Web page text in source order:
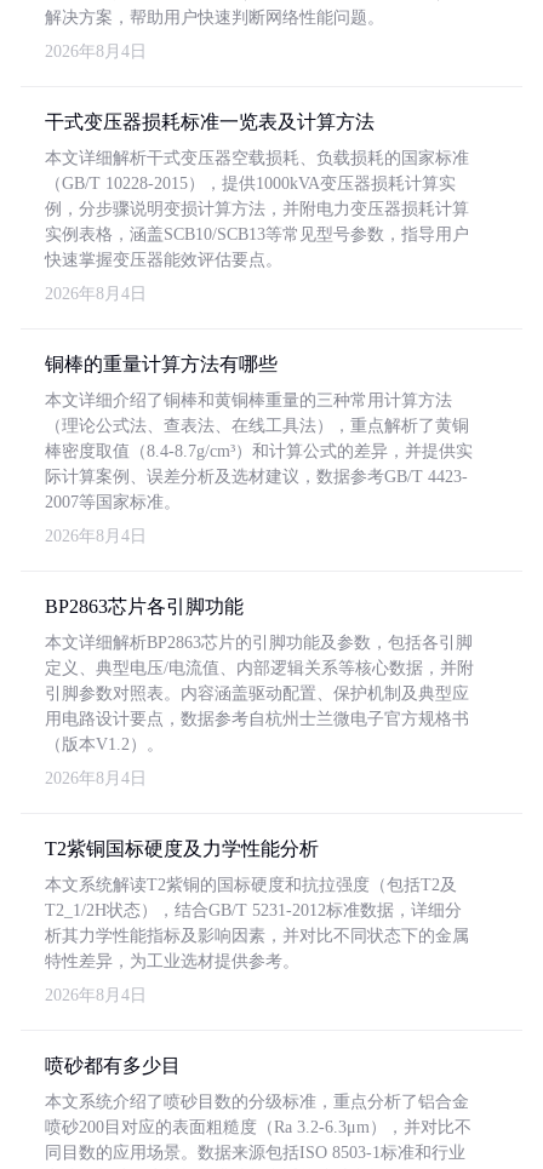
解决方案，帮助用户快速判断网络性能问题。
2026年8月4日
干式变压器损耗标准一览表及计算方法
本文详细解析干式变压器空载损耗、负载损耗的国家标准
（GB/T 10228-2015），提供1000kVA变压器损耗计算实
例，分步骤说明变损计算方法，并附电力变压器损耗计算
实例表格，涵盖SCB10/SCB13等常见型号参数，指导用户
快速掌握变压器能效评估要点。
2026年8月4日
铜棒的重量计算方法有哪些
本文详细介绍了铜棒和黄铜棒重量的三种常用计算方法
（理论公式法、查表法、在线工具法），重点解析了黄铜
棒密度取值（8.4-8.7g/cm³）和计算公式的差异，并提供实
际计算案例、误差分析及选材建议，数据参考GB/T 4423-
2007等国家标准。
2026年8月4日
BP2863芯片各引脚功能
本文详细解析BP2863芯片的引脚功能及参数，包括各引脚
定义、典型电压/电流值、内部逻辑关系等核心数据，并附
引脚参数对照表。内容涵盖驱动配置、保护机制及典型应
用电路设计要点，数据参考自杭州士兰微电子官方规格书
（版本V1.2）。
2026年8月4日
T2紫铜国标硬度及力学性能分析
本文系统解读T2紫铜的国标硬度和抗拉强度（包括T2及
T2_1/2H状态），结合GB/T 5231-2012标准数据，详细分
析其力学性能指标及影响因素，并对比不同状态下的金属
特性差异，为工业选材提供参考。
2026年8月4日
喷砂都有多少目
本文系统介绍了喷砂目数的分级标准，重点分析了铝合金
喷砂200目对应的表面粗糙度（Ra 3.2-6.3μm），并对比不
同目数的应用场景。数据来源包括ISO 8503-1标准和行业